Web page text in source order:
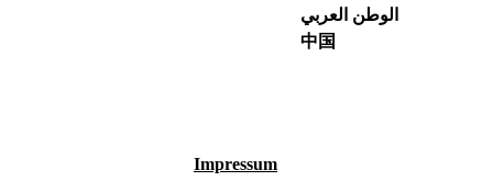
الوطن العربي
中国
Impressum